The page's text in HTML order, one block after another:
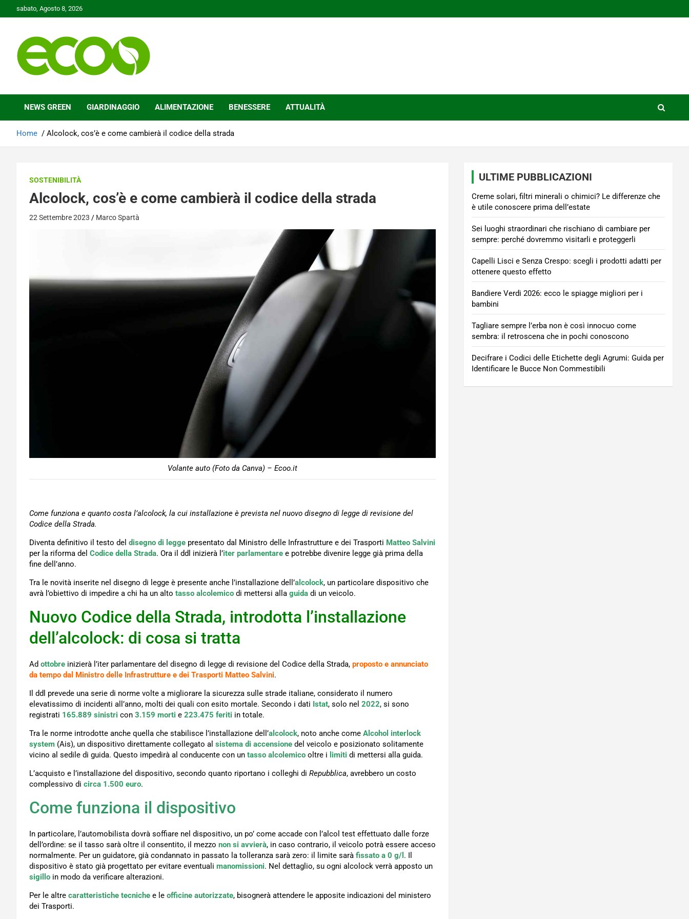
to
sabato, Agosto 8, 2026
Ecoo.it
NEWS GREEN GIARDINAGGIO ALIMENTAZIONE BENESSERE ATTUALITÀ
Home Alcolock, cos’è e come cambierà il codice della strada
SOSTENIBILITÀ
Alcolock, cos’è e come cambierà il codice della strada
22 Settembre 2023 Marco Spartà
Volante auto (Foto da Canva) – Ecoo.it
Come funziona e quanto costa l’alcolock, la cui installazione è prevista nel nuovo disegno di legge di revisione del
Codice della Strada.
Diventa definitivo il testo del disegno di legge presentato dal Ministro delle Infrastrutture e dei Trasporti Matteo Salvini
per la riforma del Codice della Strada. Ora il ddl inizierà l’iter parlamentare e potrebbe divenire legge già prima della
fine dell’anno.
Tra le novità inserite nel disegno di legge è presente anche l’installazione dell’alcolock, un particolare dispositivo che
avrà l’obiettivo di impedire a chi ha un alto tasso alcolemico di mettersi alla guida di un veicolo.
Nuovo Codice della Strada, introdotta l’installazione
dell’alcolock: di cosa si tratta
Ad ottobre inizierà l’iter parlamentare del disegno di legge di revisione del Codice della Strada, proposto e annunciato
da tempo dal Ministro delle Infrastrutture e dei Trasporti Matteo Salvini.
Il ddl prevede una serie di norme volte a migliorare la sicurezza sulle strade italiane, considerato il numero
elevatissimo di incidenti all’anno, molti dei quali con esito mortale. Secondo i dati Istat, solo nel 2022, si sono
registrati 165.889 sinistri con 3.159 morti e 223.475 feriti in totale.
Tra le norme introdotte anche quella che stabilisce l’installazione dell’alcolock, noto anche come Alcohol interlock
system (Ais), un dispositivo direttamente collegato al sistema di accensione del veicolo e posizionato solitamente
vicino al sedile di guida. Questo impedirà al conducente con un tasso alcolemico oltre i limiti di mettersi alla guida.
L’acquisto e l’installazione del dispositivo, secondo quanto riportano i colleghi di Repubblica, avrebbero un costo
complessivo di circa 1.500 euro.
Come funziona il dispositivo
In particolare, l’automobilista dovrà soffiare nel dispositivo, un po’ come accade con l’alcol test effettuato dalle forze
dell’ordine: se il tasso sarà oltre il consentito, il mezzo non si avvierà, in caso contrario, il veicolo potrà essere acceso
normalmente. Per un guidatore, già condannato in passato la tolleranza sarà zero: il limite sarà fissato a 0 g/l . Il
dispositivo è stato già progettato per evitare eventuali manomissioni. Nel dettaglio, su ogni alcolock verrà apposto un
sigillo in modo da verificare alterazioni.
Per le altre caratteristiche tecniche e le officine autorizzate, bisognerà attendere le apposite indicazioni del ministero
dei Trasporti.
ULTIME PUBBLICAZIONI
Creme solari, filtri minerali o chimici? Le differenze che
è utile conoscere prima dell’estate
Sei luoghi straordinari che rischiano di cambiare per
sempre: perché dovremmo visitarli e proteggerli
Capelli Lisci e Senza Crespo: scegli i prodotti adatti per
ottenere questo effetto
Bandiere Verdi 2026: ecco le spiagge migliori per i
bambini
Tagliare sempre l’erba non è così innocuo come
sembra: il retroscena che in pochi conoscono
Decifrare i Codici delle Etichette degli Agrumi: Guida per
Identificare le Bucce Non Commestibili